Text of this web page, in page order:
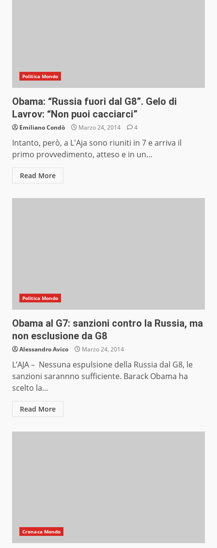
Politica Mondo
Obama: “Russia fuori dal G8”. Gelo di
Lavrov: “Non puoi cacciarci”
Emiliano Condò Marzo 24, 2014 4
Intanto, però, a L'Aja sono riuniti in 7 e arriva il
primo provvedimento, atteso e in un...
Read More
Politica Mondo
Obama al G7: sanzioni contro la Russia, ma
non esclusione da G8
Alessandro Avico Marzo 24, 2014
L’AJA – Nessuna espulsione della Russia dal G8, le
sanzioni sarannno sufficiente. Barack Obama ha
scelto la...
Read More
Cronaca Mondo